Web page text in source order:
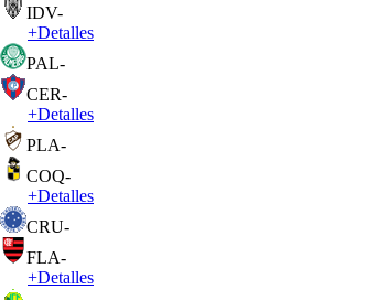
IDV-
+Detalles
PAL-
CER-
+Detalles
PLA-
COQ-
+Detalles
CRU-
FLA-
+Detalles